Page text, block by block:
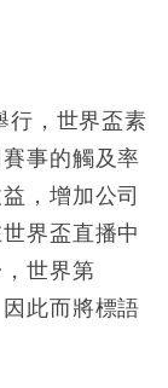
行，世界盃素
事的觸及率
，增加公司
界盃直播中
世界第
此而將標語